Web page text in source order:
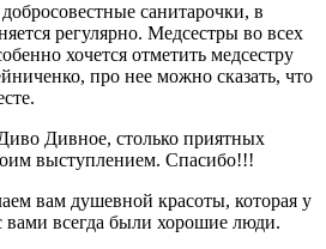
санитарочки, в
регулярно. Медсестры во всех
хочется отметить медсестру
про нее можно сказать, что
Дивное, столько приятных
выступлением. Спасибо!!!
вам душевной красоты, которая у
вами всегда были хорошие люди.